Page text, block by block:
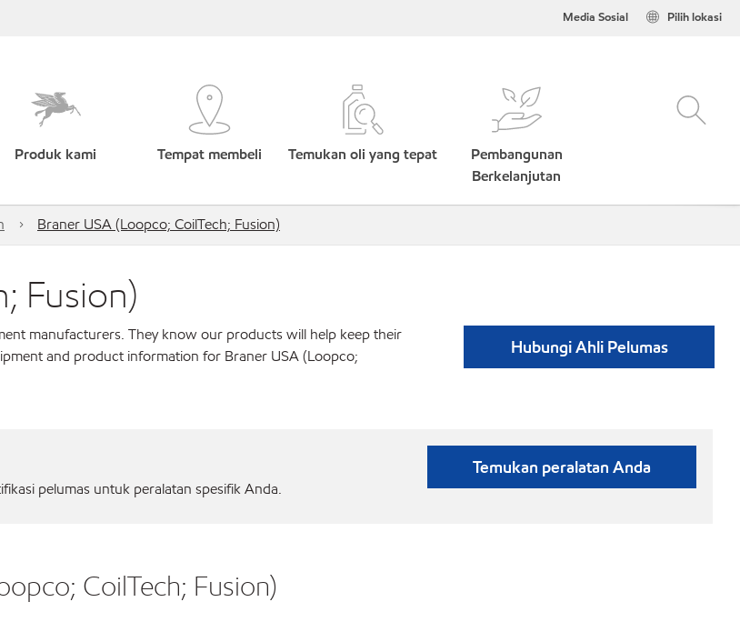
Pilih lokasi
Media Sosial
Produk kami Tempat membeli Temukan oli yang tepat
Pembangunan
Berkelanjutan
Braner USA (Loopco; CoilTech; Fusion)
Fusion)
manufacturers. They know our products will help keep their
and product information for Braner USA (Loopco;
Hubungi Ahli Pelumas
pelumas untuk peralatan spesifik Anda.
Temukan peralatan Anda
CoilTech; Fusion)